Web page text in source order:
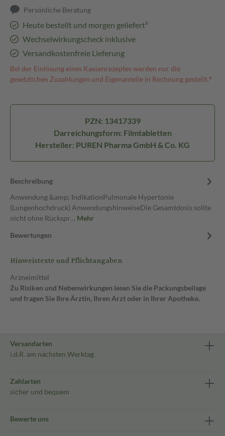
Persönliche Beratung
Heute bestellt und morgen geliefert³
Wechselwirkungscheck inklusive
Versandkostenfreie Lieferung
Bei der Einlösung eines Kassenrezeptes werden nur die
gesetzlichen Zuzahlungen und Eigenanteile in Rechnung gestellt.⁴
PZN: 13417339
Darreichungsform: Filmtabletten
Hersteller: PUREN Pharma GmbH & Co. KG
Beschreibung
Anwendung &amp; IndikationPulmonale Hypertonie
(Lungenhochdruck) AnwendungshinweiseDie Gesamtdosis sollte
nicht ohne Rückspr… Mehr
Bewertungen
Hinweistexte und Pflichtangaben
Arzneimittel
Zu Risiken und Nebenwirkungen lesen Sie die Packungsbeilage
und fragen Sie Ihre Ärztin, Ihren Arzt oder in Ihrer Apotheke.
Versandarten
i.d.R. am nächsten Werktag
Zahlarten
sicher und bequem
Bewerte uns